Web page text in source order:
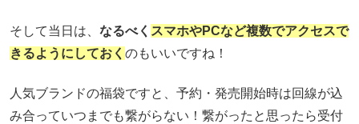
そして当日は、 なるべく スマホやPCなど複数でアクセスで
きるようにしておく のもいいですね！
人気ブランドの福袋ですと、予約・発売開始時は回線が込
み合っていつまでも繋がらない！繋がったと思ったら受付